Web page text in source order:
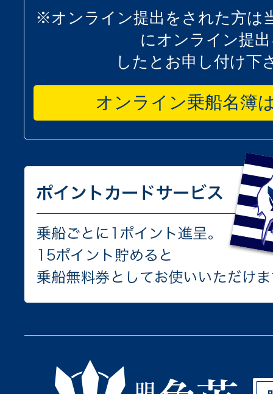
※オンライン提出をされた方は
にオンライン提
したとお申し付け下
オンライン乗船名簿